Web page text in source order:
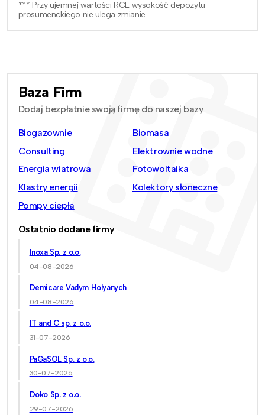
*** Przy ujemnej wartości RCE wysokość depozytu
prosumenckiego nie ulega zmianie.
Baza Firm
Dodaj bezpłatnie swoją firmę do naszej bazy
Biogazownie
Biomasa
Consulting
Elektrownie wodne
Energia wiatrowa
Fotowoltaika
Klastry energii
Kolektory słoneczne
Pompy ciepła
Ostatnio dodane firmy
Inoxa Sp. z o.o.
04-08-2026
Demicare Vadym Holyanych
04-08-2026
IT and C sp. z o.o.
31-07-2026
PaGaSOL Sp. z o.o.
30-07-2026
Doko Sp. z o.o.
29-07-2026